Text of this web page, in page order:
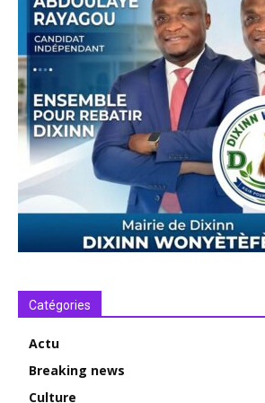
Catégories
Actu
Breaking news
Culture